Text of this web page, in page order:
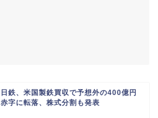
日鉄、米国製鉄買収で予想外の400億円
赤字に転落、株式分割も発表